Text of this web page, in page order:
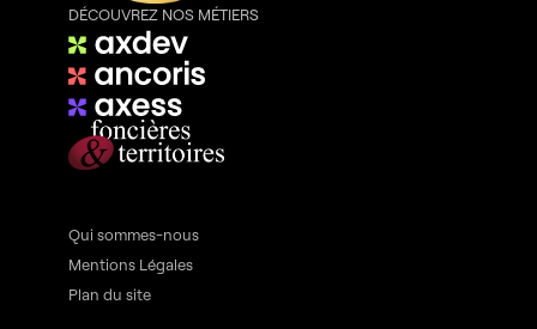
DÉCOUVREZ NOS MÉTIERS
Qui sommes-nous
Mentions Légales
Plan du site